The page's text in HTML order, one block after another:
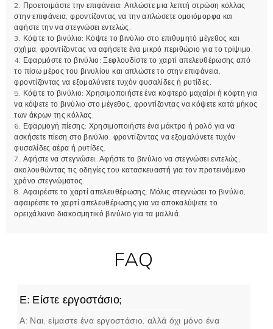
2. Προετοιμάστε την επιφάνεια: Απλώστε μια λεπτή στρώση κόλλας
στην επιφάνεια, φροντίζοντας να την απλώσετε ομοιόμορφα και
αφήστε την να στεγνώσει εντελώς.
3. Κόψτε το βινύλιο: Κόψτε το βινύλιο στο επιθυμητό μέγεθος και
σχήμα, φροντίζοντας να αφήσετε ένα μικρό περιθώριο για το τρίψιμο.
4. Εφαρμόστε το βινύλιο: Ξεφλουδίστε το χαρτί απελευθέρωσης από
το πίσω μέρος του βινυλίου και απλώστε το στην επιφάνεια,
φροντίζοντας να εξομαλύνετε τυχόν φυσαλίδες ή ρυτίδες.
5. Κόψτε το βινύλιο: Χρησιμοποιήστε ένα κοφτερό μαχαίρι ή κόφτη για
να κόψετε το βινύλιο στο μέγεθος, φροντίζοντας να κόψετε κατά μήκος
των άκρων της κόλλας.
6. Εφαρμογή πίεσης: Χρησιμοποιήστε ένα μάκτρο ή ρολό για να
ασκήσετε πίεση στο βινύλιο, φροντίζοντας να εξομαλύνετε τυχόν
φυσαλίδες αέρα ή ρυτίδες.
7. Αφήστε να στεγνώσει: Αφήστε το βινύλιο να στεγνώσει εντελώς,
ακολουθώντας τις οδηγίες του κατασκευαστή για τον προτεινόμενο
χρόνο στεγνώματος.
8. Αφαιρέστε το χαρτί απελευθέρωσης: Μόλις στεγνώσει το βινύλιο,
αφαιρέστε το χαρτί απελευθέρωσης για να αποκαλύψετε το
ορειχάλκινο διακοσμητικό βινύλιο για τα μαλλιά.
FAQ
Ε: Είστε εργοστάσιο;
Α: Ναι, είμαστε ένα εργοστάσιο, αλλά όχι μόνο ένα